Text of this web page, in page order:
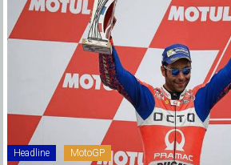
Headline MotoGP